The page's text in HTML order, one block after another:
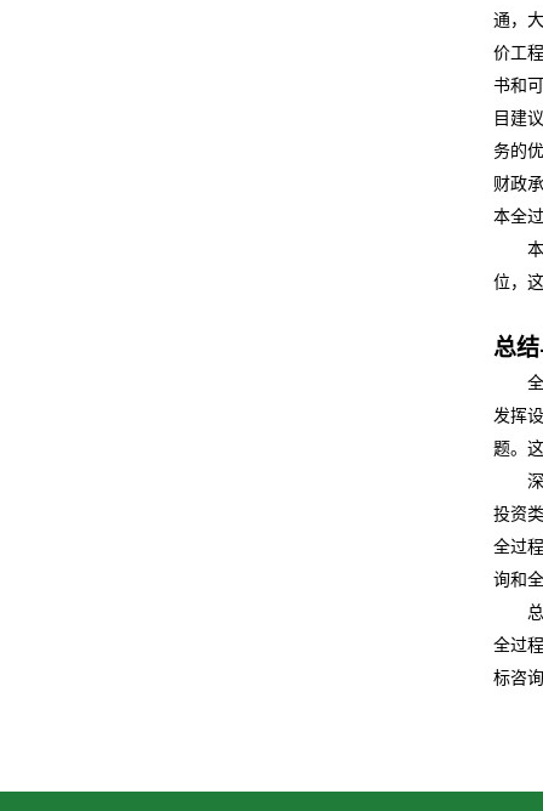
通，
价工
书和
目建
务的
财政
本全
位，
总
发挥
题。
投资
全过
询和
全过
标咨